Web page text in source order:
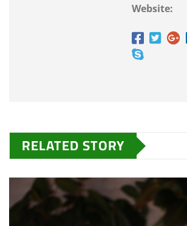
Website:
RELATED STORY